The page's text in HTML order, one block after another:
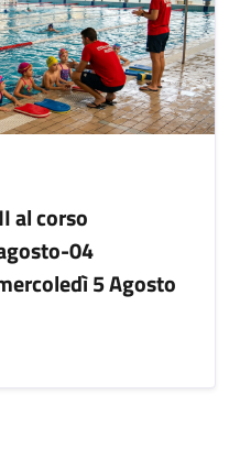
al corso
04
5 Agosto